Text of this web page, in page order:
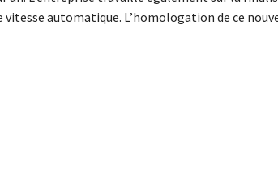
automatique. L’homologation de ce